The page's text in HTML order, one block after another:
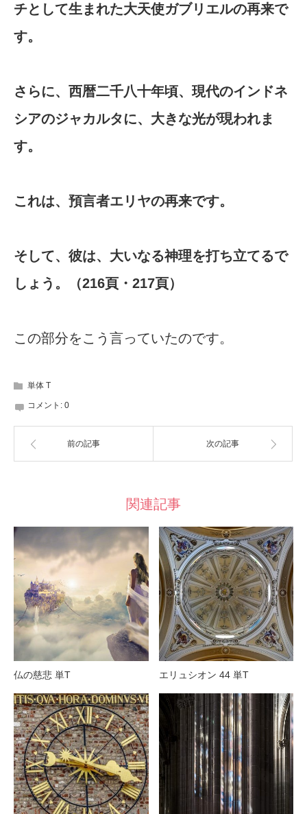
チとして生まれた大天使ガブリエルの再来で
す。
さらに、西暦二千八十年頃、現代のインドネ
シアのジャカルタに、大きな光が現われま
す。
これは、預言者エリヤの再来です。
そして、彼は、大いなる神理を打ち立てるで
しょう。（216頁・217頁）
この部分をこう言っていたのです。
単体 T
コメント: 0
前の記事 次の記事
関連記事
仏の慈悲 単T エリュシオン 44 単T